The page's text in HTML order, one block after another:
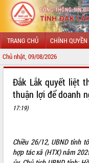
TRANG CHỦ CHÍNH QUYỀN
Chủ nhật, 09/08/2026
GIỚI THIỆU
LÃNH ĐẠO UBND TỈNH
SỞ, BAN, NGÀNH
UBND CÁC XÃ, PHƯỜNG
Đắk Lắk quyết liệt
thuận lợi để doanh
17:19)
Chiều 26/12, UBND tỉnh
hợp tác xã (HTX) năm